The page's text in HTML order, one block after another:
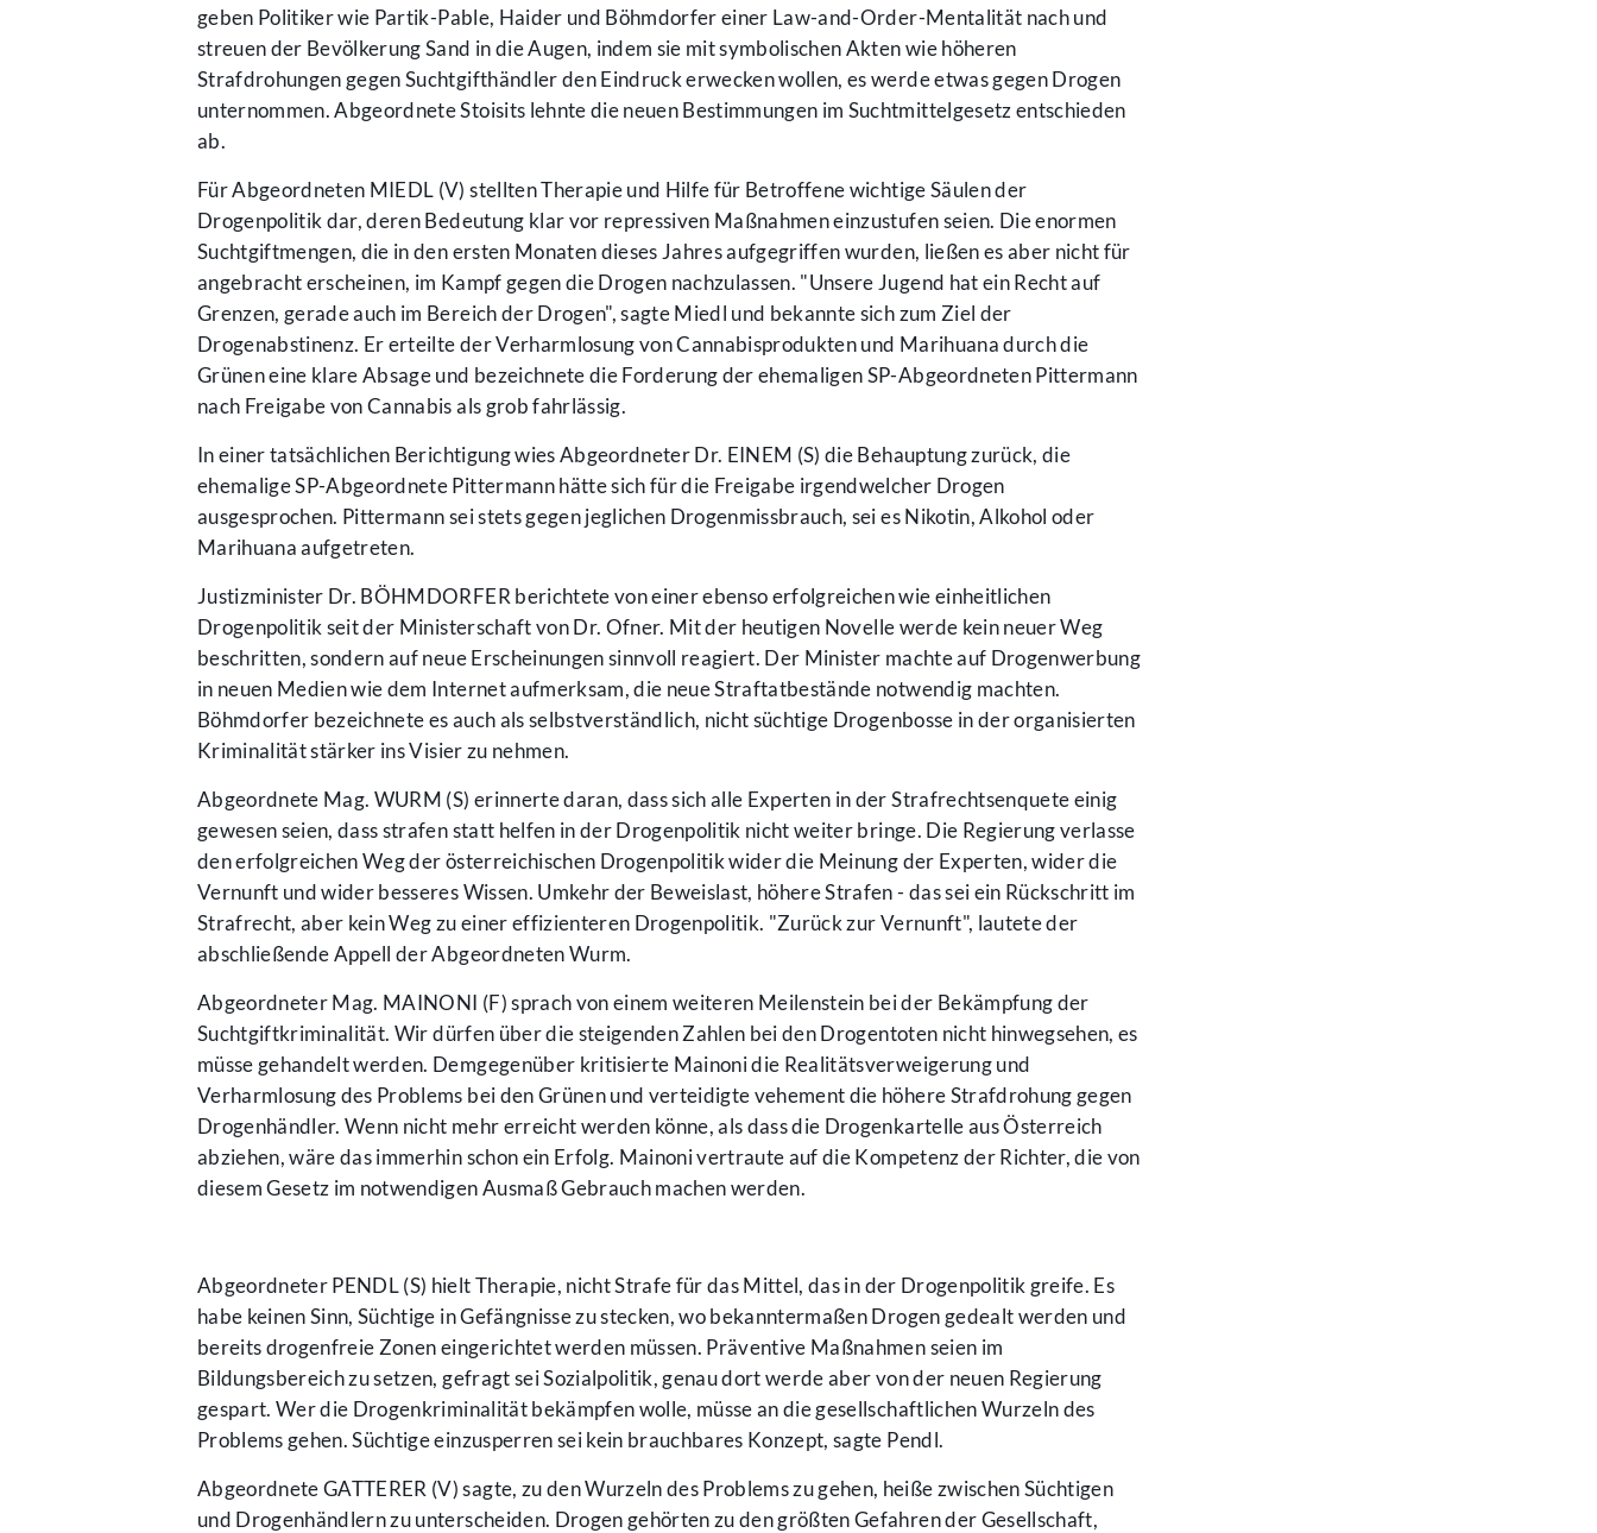
geben Politiker wie Partik-Pable, Haider und Böhmdorfer einer Law-and-Order-Mentalität nach und
streuen der Bevölkerung Sand in die Augen, indem sie mit symbolischen Akten wie höheren
Strafdrohungen gegen Suchtgifthändler den Eindruck erwecken wollen, es werde etwas gegen Drogen
unternommen. Abgeordnete Stoisits lehnte die neuen Bestimmungen im Suchtmittelgesetz entschieden
ab.
Für Abgeordneten MIEDL (V) stellten Therapie und Hilfe für Betroffene wichtige Säulen der
Drogenpolitik dar, deren Bedeutung klar vor repressiven Maßnahmen einzustufen seien. Die enormen
Suchtgiftmengen, die in den ersten Monaten dieses Jahres aufgegriffen wurden, ließen es aber nicht für
angebracht erscheinen, im Kampf gegen die Drogen nachzulassen. "Unsere Jugend hat ein Recht auf
Grenzen, gerade auch im Bereich der Drogen", sagte Miedl und bekannte sich zum Ziel der
Drogenabstinenz. Er erteilte der Verharmlosung von Cannabisprodukten und Marihuana durch die
Grünen eine klare Absage und bezeichnete die Forderung der ehemaligen SP-Abgeordneten Pittermann
nach Freigabe von Cannabis als grob fahrlässig.
In einer tatsächlichen Berichtigung wies Abgeordneter Dr. EINEM (S) die Behauptung zurück, die
ehemalige SP-Abgeordnete Pittermann hätte sich für die Freigabe irgendwelcher Drogen
ausgesprochen. Pittermann sei stets gegen jeglichen Drogenmissbrauch, sei es Nikotin, Alkohol oder
Marihuana aufgetreten.
Justizminister Dr. BÖHMDORFER berichtete von einer ebenso erfolgreichen wie einheitlichen
Drogenpolitik seit der Ministerschaft von Dr. Ofner. Mit der heutigen Novelle werde kein neuer Weg
beschritten, sondern auf neue Erscheinungen sinnvoll reagiert. Der Minister machte auf Drogenwerbung
in neuen Medien wie dem Internet aufmerksam, die neue Straftatbestände notwendig machten.
Böhmdorfer bezeichnete es auch als selbstverständlich, nicht süchtige Drogenbosse in der organisierten
Kriminalität stärker ins Visier zu nehmen.
Abgeordnete Mag. WURM (S) erinnerte daran, dass sich alle Experten in der Strafrechtsenquete einig
gewesen seien, dass strafen statt helfen in der Drogenpolitik nicht weiter bringe. Die Regierung verlasse
den erfolgreichen Weg der österreichischen Drogenpolitik wider die Meinung der Experten, wider die
Vernunft und wider besseres Wissen. Umkehr der Beweislast, höhere Strafen - das sei ein Rückschritt im
Strafrecht, aber kein Weg zu einer effizienteren Drogenpolitik. "Zurück zur Vernunft", lautete der
abschließende Appell der Abgeordneten Wurm.
Abgeordneter Mag. MAINONI (F) sprach von einem weiteren Meilenstein bei der Bekämpfung der
Suchtgiftkriminalität. Wir dürfen über die steigenden Zahlen bei den Drogentoten nicht hinwegsehen, es
müsse gehandelt werden. Demgegenüber kritisierte Mainoni die Realitätsverweigerung und
Verharmlosung des Problems bei den Grünen und verteidigte vehement die höhere Strafdrohung gegen
Drogenhändler. Wenn nicht mehr erreicht werden könne, als dass die Drogenkartelle aus Österreich
abziehen, wäre das immerhin schon ein Erfolg. Mainoni vertraute auf die Kompetenz der Richter, die von
diesem Gesetz im notwendigen Ausmaß Gebrauch machen werden.
Abgeordneter PENDL (S) hielt Therapie, nicht Strafe für das Mittel, das in der Drogenpolitik greife. Es
habe keinen Sinn, Süchtige in Gefängnisse zu stecken, wo bekanntermaßen Drogen gedealt werden und
bereits drogenfreie Zonen eingerichtet werden müssen. Präventive Maßnahmen seien im
Bildungsbereich zu setzen, gefragt sei Sozialpolitik, genau dort werde aber von der neuen Regierung
gespart. Wer die Drogenkriminalität bekämpfen wolle, müsse an die gesellschaftlichen Wurzeln des
Problems gehen. Süchtige einzusperren sei kein brauchbares Konzept, sagte Pendl.
Abgeordnete GATTERER (V) sagte, zu den Wurzeln des Problems zu gehen, heiße zwischen Süchtigen
und Drogenhändlern zu unterscheiden. Drogen gehörten zu den größten Gefahren der Gesellschaft,